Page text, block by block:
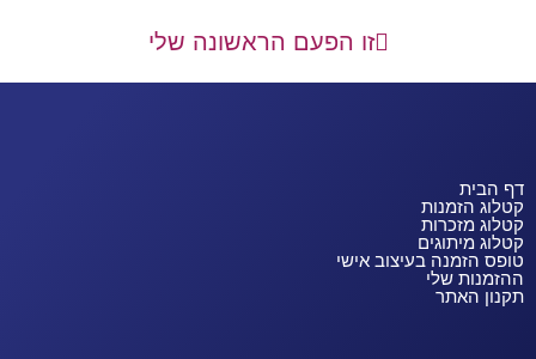
זו הפעם הראשונה שלי
דף הבית
קטלוג הזמנות
קטלוג מזכרות
קטלוג מיתוגים
טופס הזמנה בעיצוב אישי
ההזמנות שלי
תקנון האתר